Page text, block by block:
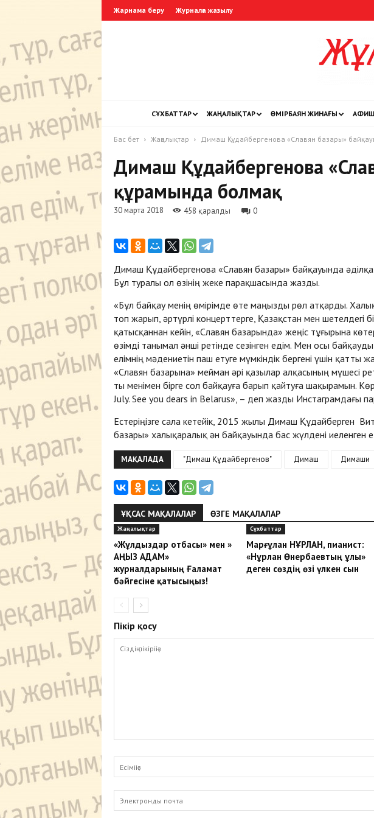
Жарнама беру Журналға жазылу
СҰХБАТТАР ЖАҢАЛЫҚТАР ӨМІРБАЯН ЖИНАҒЫ
Бас бет Жаңалықтар Димаш Құдайбергенова «Славян базары»
Димаш Құдайбергенова
құрамында болмақ
30 марта 2018 458 қаралды 0
Димаш Құдайбергенова «Славян базары» байқауында
Бұл туралы ол өзінің жеке парақшасында жазды.
«Бұл байқау менің өмірімде өте маңызды рөл атқарды.
топ жарып, әртүрлі концерттерге, Қазақстан мен шетелдегі
қатысқаннан кейін, «Славян базарында» жеңіс тұғырына
өзімді танымал әнші ретінде сезінген едім. Мен осы
елімнің мәдениетін паш етуге мүмкіндік бергені үшін
«Славян базарына» мейман әрі қазылар алқасының мүшесі
ты менімен бірге сол байқауға барып қайтуға шақырамын.
July. See you dears in Belarus», – деп жазды Инстаграмдағы
Естеріңізге сала кетейік, 2015 жылы Димаш Құдайберген
базары» халықаралық ән байқауында бас жүлдені иеленген
МАҚАЛАДА "Димаш Құдайбергенов" Димаш Димаши
ҰҚСАС МАҚАЛАЛАР ӨЗГЕ МАҚАЛАЛАР
Жаңалықтар
«Жұлдыздар отбасы» мен »
АҢЫЗ АДАМ»
журналдарының Ғаламат
бәйгесіне қатысыңыз!
Сұхбаттар
Марғұлан НҰРЛАН, пианист:
«Нұрлан Өнербаевтың ұлы»
деген сөздің өзі үлкен сын
Пікір қосу